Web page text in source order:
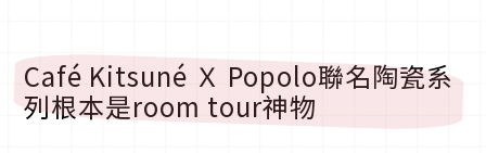
Café Kitsuné Ｘ Popolo聯名陶瓷系
列根本是room tour神物